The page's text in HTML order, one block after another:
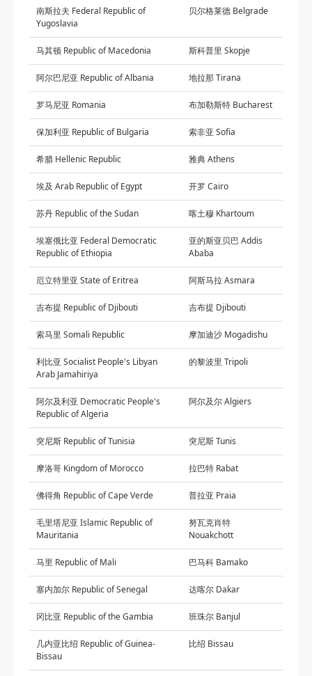
南斯拉夫 Federal Republic of
Yugoslavia
贝尔格莱德 Belgrade
马其顿 Republic of Macedonia 斯科普里 Skopje
阿尔巴尼亚 Republic of Albania 地拉那 Tirana
罗马尼亚 Romania 布加勒斯特 Bucharest
保加利亚 Republic of Bulgaria 索非亚 Sofia
希腊 Hellenic Republic 雅典 Athens
埃及 Arab Republic of Egypt 开罗 Cairo
苏丹 Republic of the Sudan 喀土穆 Khartoum
埃塞俄比亚 Federal Democratic
Republic of Ethiopia
亚的斯亚贝巴 Addis
Ababa
厄立特里亚 State of Eritrea 阿斯马拉 Asmara
吉布提 Republic of Djibouti 吉布提 Djibouti
索马里 Somali Republic 摩加迪沙 Mogadishu
利比亚 Socialist People's Libyan
Arab Jamahiriya
的黎波里 Tripoli
阿尔及利亚 Democratic People's
Republic of Algeria
阿尔及尔 Algiers
突尼斯 Republic of Tunisia 突尼斯 Tunis
摩洛哥 Kingdom of Morocco 拉巴特 Rabat
佛得角 Republic of Cape Verde 普拉亚 Praia
毛里塔尼亚 Islamic Republic of
Mauritania
努瓦克肖特
Nouakchott
马里 Republic of Mali 巴马科 Bamako
塞内加尔 Republic of Senegal 达喀尔 Dakar
冈比亚 Republic of the Gambia 班珠尔 Banjul
几内亚比绍 Republic of Guinea-
Bissau
比绍 Bissau